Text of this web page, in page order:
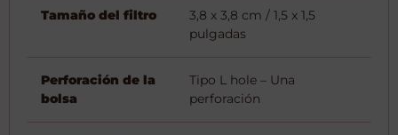
Tamaño del filtro
3,8 x 3,8 cm / 1,5 x 1,5
pulgadas
Perforación de la
bolsa
Tipo L hole – Una
perforación